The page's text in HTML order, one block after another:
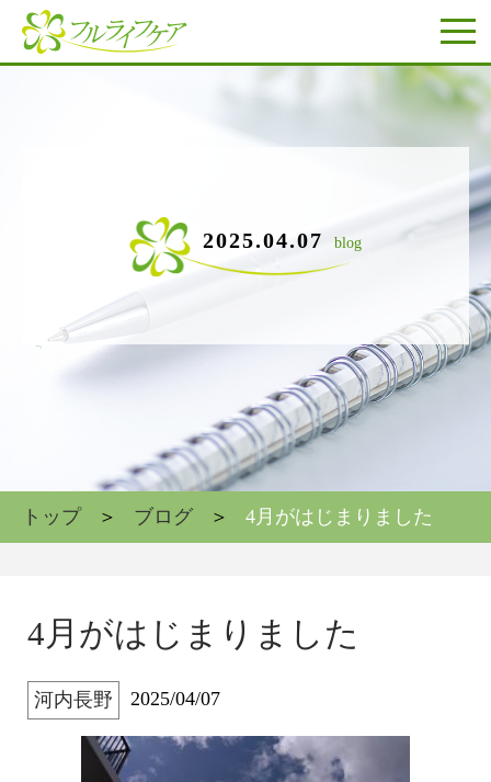
2025.04.07 blog
トップ ブログ 4月がはじまりました
4月がはじまりました
河内長野 2025/04/07